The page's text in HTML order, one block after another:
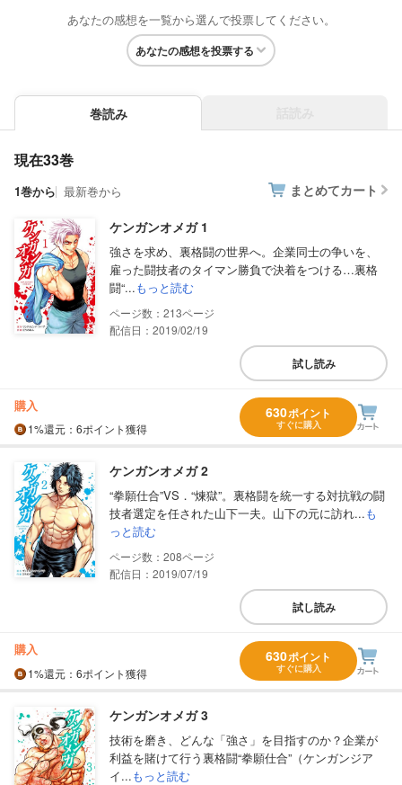
あなたの感想を一覧から選んで投票してください。
あなたの感想を投票する
巻読み
現在33巻
1巻から 最新巻から まとめてカート
ケンガンオメガ 1
強さを求め、裏格闘の世界へ。企業同士の争いを、
雇った闘技者のタイマン勝負で決着をつける…裏格
闘“...もっと読む
213
配信日：2019/02/19
試し読み
購入
1%還元 ：6ポイント獲得
630ポイント
すぐに購入
ケンガンオメガ 2
“拳願仕合”VS．“煉獄”。裏格闘を統一する対抗戦の闘
技者選定を任された山下一夫。山下の元に訪れ...も
っと読む
208
配信日：2019/07/19
試し読み
購入
1%還元 ：6ポイント獲得
630ポイント
すぐに購入
ケンガンオメガ 3
技術を磨き、どんな「強さ」を目指すのか？企業が
利益を賭けて行う裏格闘“拳願仕合”（ケンガンジア
イ...もっと読む